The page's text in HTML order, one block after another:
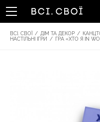
ВСІ. СВОЇ / ДІМ ТА ДЕКОР /
НАСТІЛЬНІ ІГРИ
/ ГРА «ХТО Я IN